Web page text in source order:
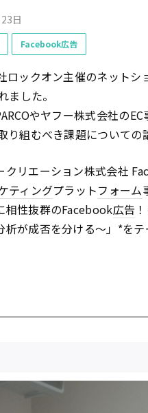
日
Facebook広告
ロックオン主催のネットシ
ました。
やヤフー株式会社の
り組むべき課題についての
クリエーション株式会社
ティングプラットフォーム
相性抜群のFacebook広告
析が成否を分ける～」*を